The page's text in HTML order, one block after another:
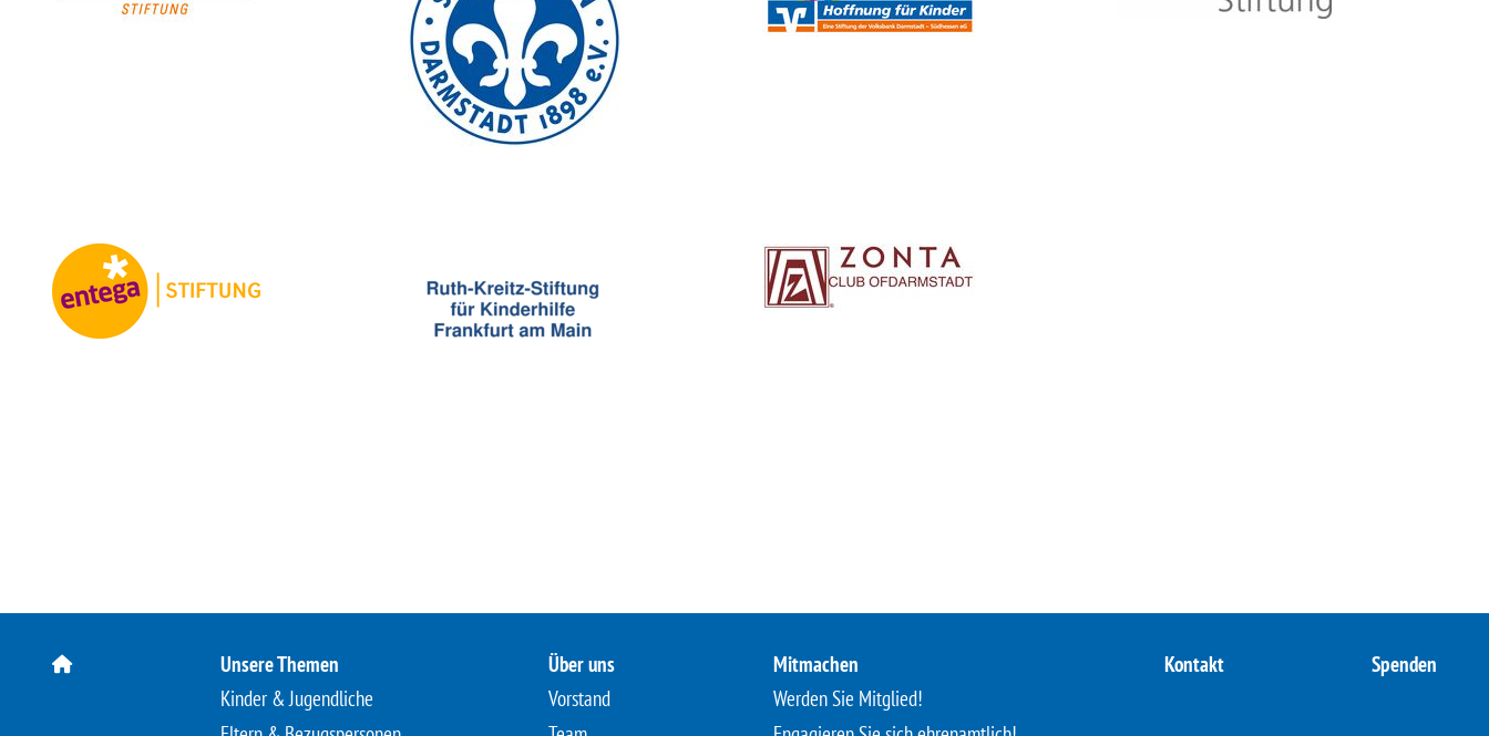
Unsere Themen
Kinder & Jugendliche
Über uns
Vorstand
Mitmachen
Werden Sie Mitglied!
Kontakt Spenden